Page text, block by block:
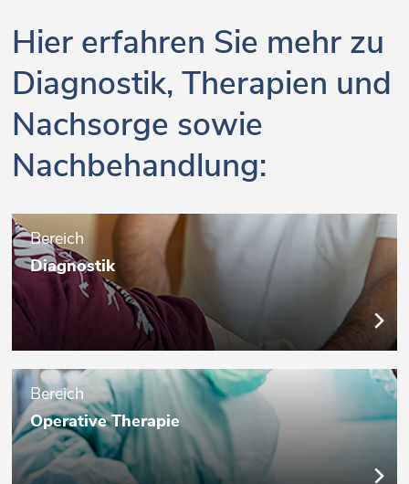
Hier erfahren Sie mehr zu
Diagnostik, Therapien und
Nachsorge sowie
Nachbehandlung:
Bereich
Diagnostik
Bereich
Operative Therapie